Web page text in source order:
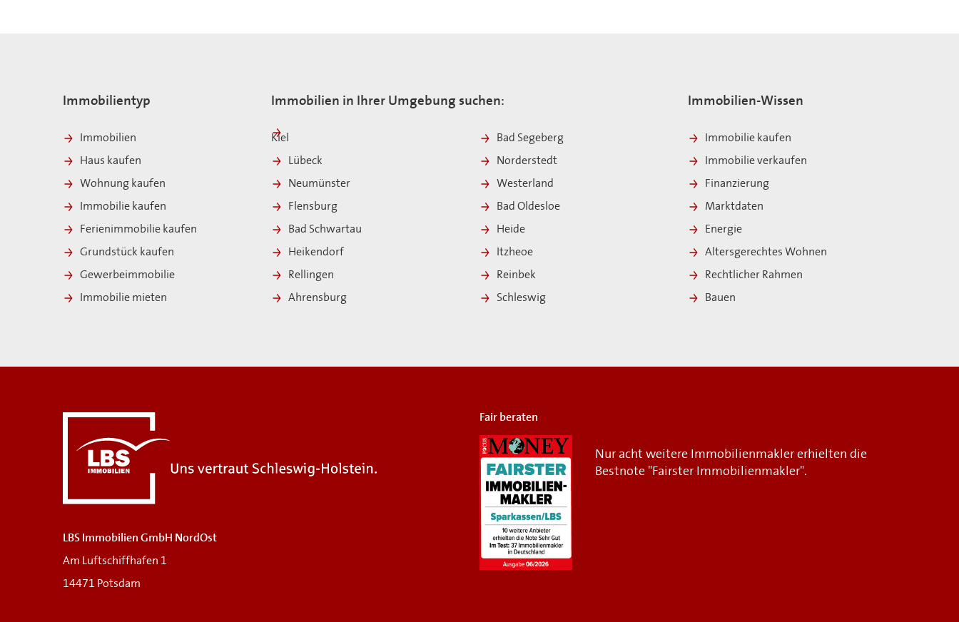
Immobilientyp
Immobilien
Haus kaufen
Wohnung kaufen
Immobilie kaufen
Ferienimmobilie kaufen
Grundstück kaufen
Gewerbeimmobilie
Immobilie mieten
Immobilien in Ihrer Umgebung suchen:
Kiel
Lübeck
Neumünster
Flensburg
Bad Schwartau
Heikendorf
Rellingen
Ahrensburg
Bad Segeberg
Norderstedt
Westerland
Bad Oldesloe
Heide
Itzheoe
Reinbek
Schleswig
Immobilien-Wissen
Immobilie kaufen
Immobilie verkaufen
Finanzierung
Marktdaten
Energie
Altersgerechtes Wohnen
Rechtlicher Rahmen
Bauen
LBS Immobilien GmbH NordOst
Am Luftschiffhafen 1
14471 Potsdam
Fair beraten
Nur acht weitere Immobilienmakler erhielten die
Bestnote "Fairster Immobilienmakler".